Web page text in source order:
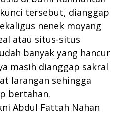
tersebut, dianggap
nenek moyang
atau situs-situs
banyak yang hancur
masih dianggap sakral
larangan sehingga
bertahan.
Abdul Fattah Nahan